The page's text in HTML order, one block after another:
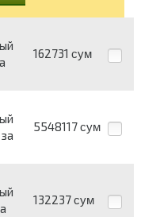
162731 сум
5548117 сум
132237 сум